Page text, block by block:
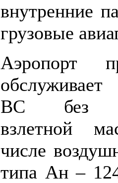
внутренние
грузовые
Аэропорт
ВС без
взлетной
числе
типа Ан –